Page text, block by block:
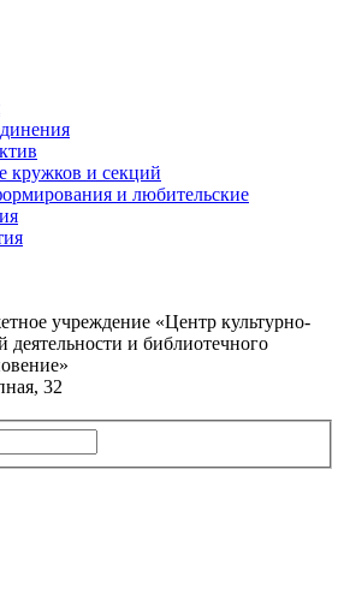
кружков и секций
и любительские
учреждение «Центр культурно-
деятельности и библиотечного
32